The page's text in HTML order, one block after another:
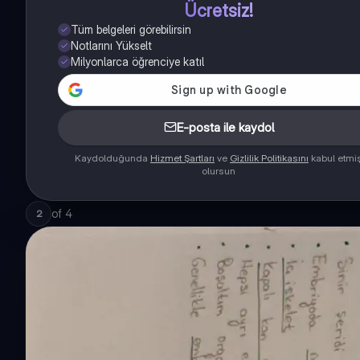
Ücretsiz!
Tüm belgeleri görebilirsin
Notlarını Yükselt
Milyonlarca öğrenciye katıl
E-posta ile kaydol
Kaydolduğunda Hizmet Şartları ve Gizlilik Politikasını kabul
olursun
2 of 4